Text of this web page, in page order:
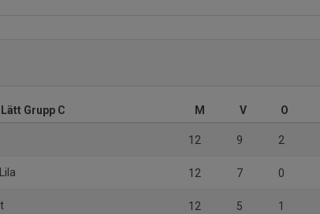
Grupp C M V O
12 9 2
12 7 0
12 5 1